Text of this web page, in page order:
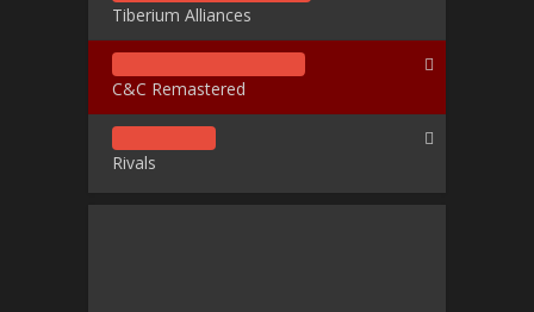
Tiberium Alliances
C&C Remastered
Rivals